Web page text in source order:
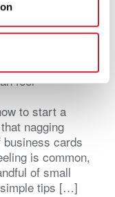
Events
feel
to start a
nagging
business cards
is common,
of small
tips […]